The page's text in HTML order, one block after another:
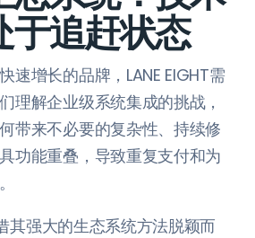
于追赶状态
速增长的品牌，LANE EIGHT需
理解企业级系统集成的挑战，
带来不必要的复杂性、持续修
功能重叠，导致重复支付和为
其强大的生态系统方法脱颖而